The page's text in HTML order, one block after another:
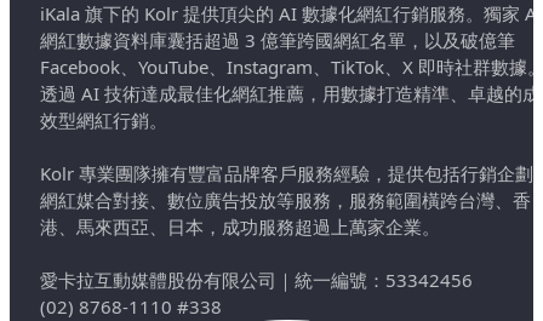
iKala 旗下的 Kolr 提供頂尖的 AI 數據化網紅行銷服務。獨家 AI
網紅數據資料庫囊括超過 3 億筆跨國網紅名單，以及破億筆
Facebook、YouTube、Instagram、TikTok、X 即時社群數據
透過 AI 技術達成最佳化網紅推薦，用數據打造精準、卓越的成
效型網紅行銷。
Kolr 專業團隊擁有豐富品牌客戶服務經驗，提供包括行銷企劃
網紅媒合對接、數位廣告投放等服務，服務範圍橫跨台灣、香
港、馬來西亞、日本，成功服務超過上萬家企業。
愛卡拉互動媒體股份有限公司 ｜ 統一編號：53342456
(02) 8768-1110 #338